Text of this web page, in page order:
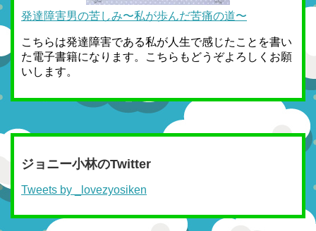
発達障害男の苦しみ〜私が歩んだ苦痛の道〜
こちらは発達障害である私が人生で感じたことを書い
た電子書籍になります。こちらもどうぞよろしくお願
いします。
ジョニー小林のTwitter
Tweets by _lovezyosiken